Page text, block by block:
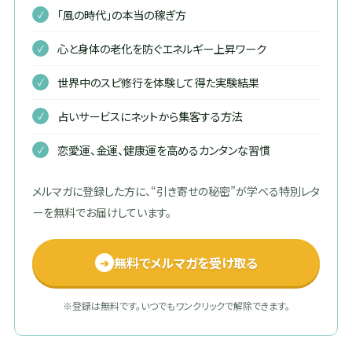
「風の時代」の本当の稼ぎ方
心と身体の老化を防ぐエネルギー上昇ワーク
世界中のスピ修行を体験して得た実験結果
占いサービスにネットから集客する方法
恋愛運、金運、健康運を高めるカンタンな習慣
メルマガに登録した方に、“引き寄せの秘密”が学べる特別レタ
ーを無料でお届けしています。
➔ 無料でメルマガを受け取る
※登録は無料です。いつでもワンクリックで解除できます。